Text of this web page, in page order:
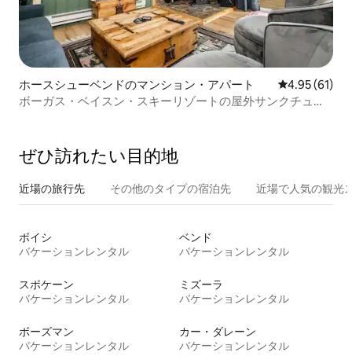
ホースシューベンドのマンション・アパート レビュー61
4.95 (61)
ボーガス・ベイスン・スキーリゾートの屋外サンクチュア
ぜひ訪⁠れ⁠た⁠い目⁠的⁠地
近場の旅行先 その他のタ⁠イ⁠プ⁠の宿⁠泊⁠先 近場で人気の観光
ボイシ
バケーションレンタル
ベンド
バケーションレンタル
スポケーン
バケーションレンタル
ミズーラ
バケーションレンタル
ボーズマン
バケーションレンタル
カー・ダレーン
バケーションレンタル